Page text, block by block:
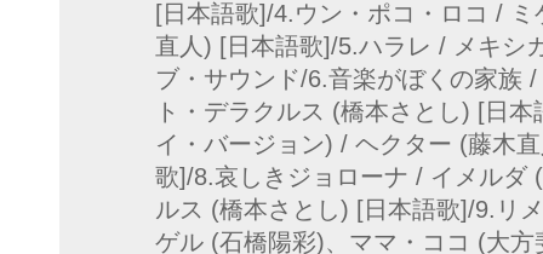
[日本語歌]/4.ウン・ポコ・ロコ /
直人) [日本語歌]/5.ハラレ / メキシ
ブ・サウンド/6.音楽がぼくの家族
ト・デラクルス (橋本さとし) [日
イ・バージョン) / ヘクター (藤木
歌]/8.哀しきジョローナ / イメルダ
ルス (橋本さとし) [日本語歌]/9.リ
ゲル (石橋陽彩)、ママ・ココ (大